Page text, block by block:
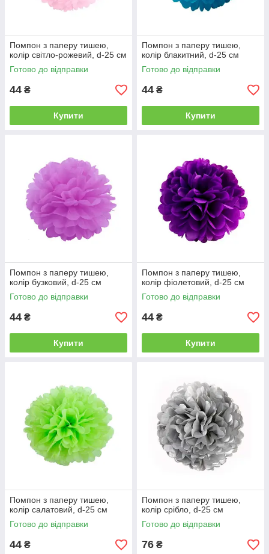
Помпон з паперу тишею,
колір світло-рожевий, d-25 см
Готово до відправки
44 ₴
Купити
Помпон з паперу тишею,
колір блакитний, d-25 см
Готово до відправки
44 ₴
Купити
Помпон з паперу тишею,
колір бузковий, d-25 см
Готово до відправки
44 ₴
Купити
Помпон з паперу тишею,
колір фіолетовий, d-25 см
Готово до відправки
44 ₴
Купити
Помпон з паперу тишею,
колір салатовий, d-25 см
Готово до відправки
44 ₴
Помпон з паперу тишею,
колір срібло, d-25 см
Готово до відправки
76 ₴